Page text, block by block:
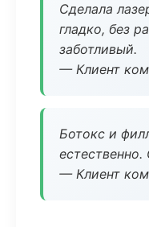
Сделала
гладко, без
заботливый.
— Клиент
Ботокс и
— Клиент